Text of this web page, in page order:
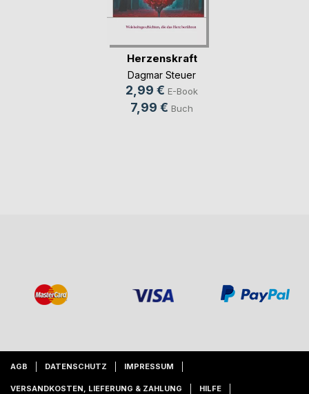
Herzenskraft
Dagmar Steuer
2,99 € E-Book
7,99 € Buch
AGB DATENSCHUTZ IMPRESSUM
VERSANDKOSTEN, LIEFERUNG & ZAHLUNG HILFE